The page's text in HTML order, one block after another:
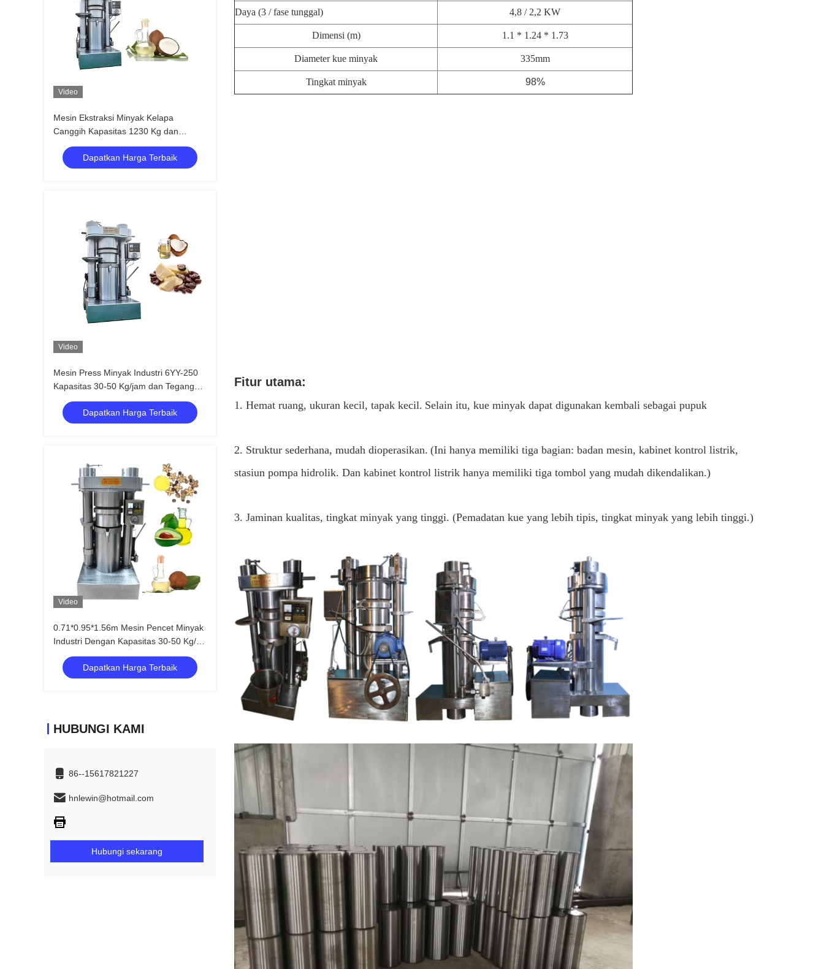
Video
Mesin Ekstraksi Minyak Kelapa
Canggih Kapasitas 1230 Kg dan
Kapasitas Batch 13 kg/batch
Dapatkan Harga Terbaik
Video
Mesin Press Minyak Industri 6YY-250
Kapasitas 30-50 Kg/jam dan Tegangan
Satu Fasa / 3 Fasa
Dapatkan Harga Terbaik
Video
0.71*0.95*1.56m Mesin Pencet Minyak
Industri Dengan Kapasitas 30-50 Kg/H
Bagian Kurang Pakai
Dapatkan Harga Terbaik
HUBUNGI KAMI
86--15617821227
hnlewin@hotmail.com
Hubungi sekarang
Daya (3 / fase tunggal) 4,8 / 2,2 KW
Dimensi (m) 1.1 * 1.24 * 1.73
Diameter kue minyak 335mm
Tingkat minyak 98%
Fitur utama:
1. Hemat ruang, ukuran kecil, tapak kecil. Selain itu, kue minyak dapat digunakan kembali sebagai pupuk
2. Struktur sederhana, mudah dioperasikan. (Ini hanya memiliki tiga bagian: badan mesin, kabinet kontrol listrik,
stasiun pompa hidrolik. Dan kabinet kontrol listrik hanya memiliki tiga tombol yang mudah dikendalikan.)
3. Jaminan kualitas, tingkat minyak yang tinggi. (Pemadatan kue yang lebih tipis, tingkat minyak yang lebih tinggi.)